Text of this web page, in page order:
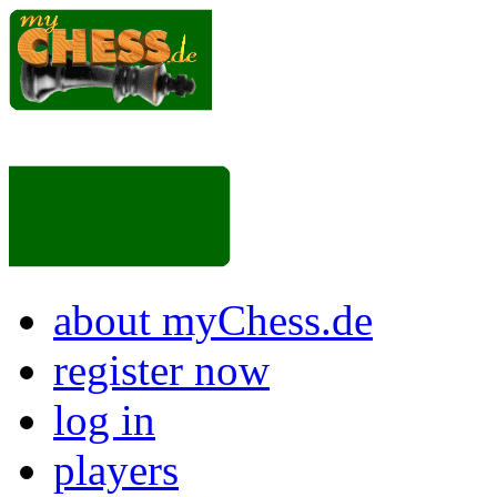
about myChess.de
register now
log in
players